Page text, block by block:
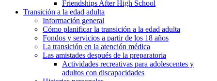
Friendships After High School
Transición a la edad adulta
Información general
Cómo planificar la transición a la edad adulta
Fondos y servicios a partir de los 18 años
La transición en la atención médica
Las amistades después de la preparatoria
Actividades recreativas para adolescentes y
adultos con discapacidades